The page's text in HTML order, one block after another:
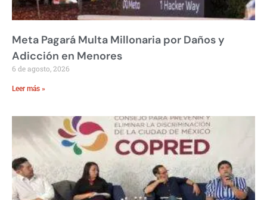
Meta Pagará Multa Millonaria por Daños y
Adicción en Menores
6 de agosto, 2026
Leer más »